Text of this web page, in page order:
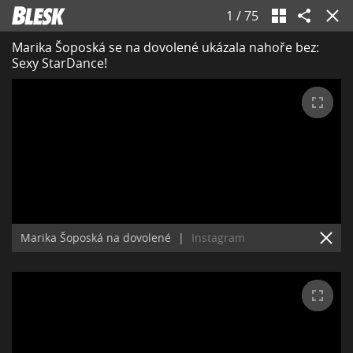
1 /75
Marika Šoposká se na dovolené ukázala nahoře bez:
Sexy StarDance!
Marika Šoposká na dovolené | Instagram